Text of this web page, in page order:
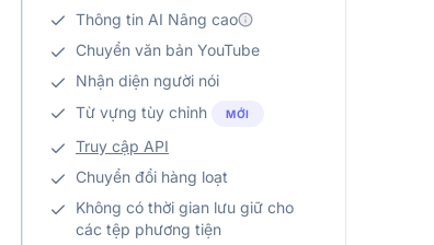
Thông tin AI Nâng cao
Chuyển văn bản YouTube
Nhận diện người nói
Từ vựng tùy chỉnh
MỚI
Truy cập API
Chuyển đổi hàng loạt
Không có thời gian lưu giữ cho
các tệp phương tiện